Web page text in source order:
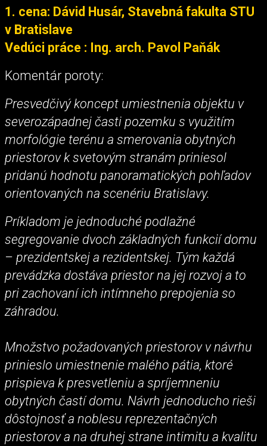
1. cena: Dávid Husár, Stavebná fakulta STU
v Bratislave
Vedúci práce : Ing. arch. Pavol Paňák
Komentár poroty:
Presvedčivý koncept umiestnenia objektu v
severozápadnej časti pozemku s využitím
morfológie terénu a smerovania obytných
priestorov k svetovým stranám priniesol
pridanú hodnotu panoramatických pohľadov
orientovaných na scenériu Bratislavy.
Príkladom je jednoduché podlažné
segregovanie dvoch základných funkcií domu
– prezidentskej a rezidentskej. Tým každá
prevádzka dostáva priestor na jej rozvoj a to
pri zachovaní ich intímneho prepojenia so
záhradou.
Množstvo požadovaných priestorov v návrhu
prinieslo umiestnenie malého pátia, ktoré
prispieva k presvetleniu a spríjemneniu
obytných častí domu. Návrh jednoducho rieši
dôstojnosť a noblesu reprezentačných
priestorov a na druhej strane intimitu a kvalitu